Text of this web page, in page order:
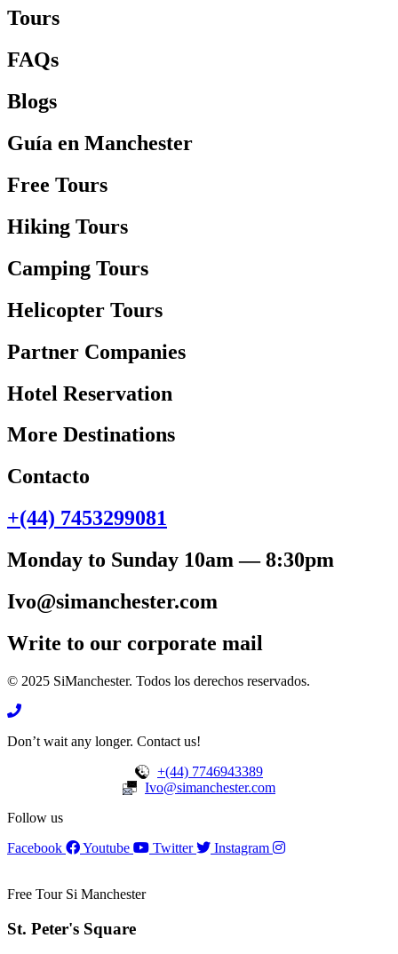
Tours
FAQs
Blogs
Guía en Manchester
Free Tours
Hiking Tours
Camping Tours
Helicopter Tours
Partner Companies
Hotel Reservation
More Destinations
Contacto
+(44) 7453299081
Monday to Sunday 10am — 8:30pm
Ivo@simanchester.com
Write to our corporate mail
© 2025 SiManchester. Todos los derechos reservados.
Don’t wait any longer. Contact us!
+(44) 7746943389
Ivo@simanchester.com
Follow us
Facebook
Youtube Twitter Instagram
Free Tour Si Manchester
St. Peter's Square